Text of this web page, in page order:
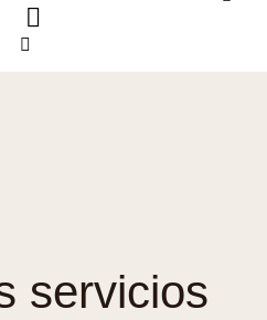
servicios